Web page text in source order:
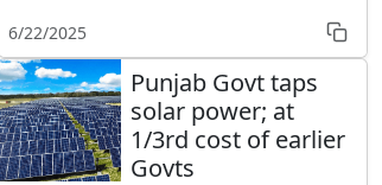
6/22/2025
Punjab Govt taps
solar power; at
1/3rd cost of earlier
Govts